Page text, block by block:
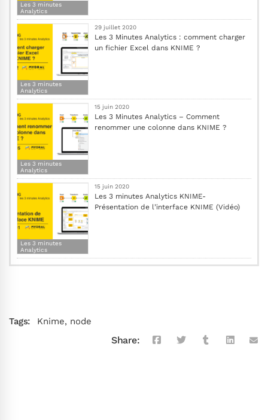
Les 3 minutes
Analytics
Les 3 minutes
Analytics
29 juillet 2020
Les 3 Minutes Analytics : comment charger
un fichier Excel dans KNIME ?
Les 3 minutes
Analytics
15 juin 2020
Les 3 Minutes Analytics – Comment
renommer une colonne dans KNIME ?
Les 3 minutes
Analytics
15 juin 2020
Les 3 minutes Analytics KNIME-
Présentation de l’interface KNIME (Vidéo)
Tags: Knime, node
Share: